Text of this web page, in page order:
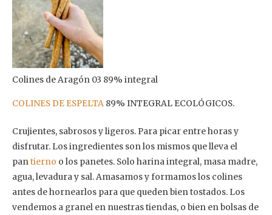
Colines de Aragón 03 89% integral
COLINES DE ESPELTA 89% INTEGRAL ECOLÓGICOS.
Crujientes, sabrosos y ligeros. Para picar entre horas y
disfrutar. Los ingredientes son los mismos que lleva el
pantierno o los panetes. Solo harina integral, masa madre,
agua, levadura y sal. Amasamos y formamos los colines
antes de hornearlos para que queden bien tostados. Los
vendemos a granel en nuestras tiendas, o bien en bolsas de